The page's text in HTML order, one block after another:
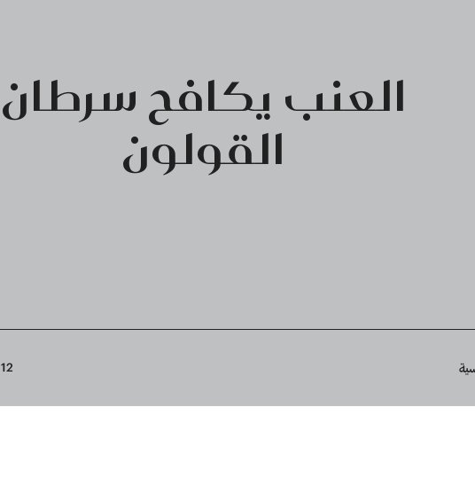
العنب يكافح سرطان
القولون
12 ديسمبر 2010